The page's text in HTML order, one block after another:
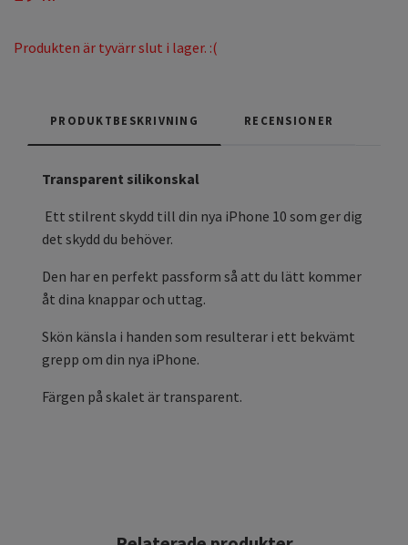
Produkten är tyvärr slut i lager. :(
PRODUKTBESKRIVNING RECENSIONER
Transparent silikonskal
Ett stilrent skydd till din nya iPhone 10 som ger dig
det skydd du behöver.
Den har en perfekt passform så att du lätt kommer
åt dina knappar och uttag.
Skön känsla i handen som resulterar i ett bekvämt
grepp om din nya iPhone.
Färgen på skalet är transparent.